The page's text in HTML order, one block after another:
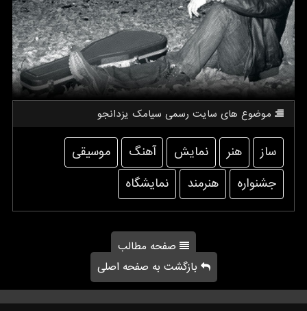
موضوع های سایت رسمی سیامك یزدانجو
ساز هنر نمایش آهنگ
موسیقی
جشنواره
هنرمند نمایشگاه
صفحه مطالب
بازگشت به صفحه اصلی